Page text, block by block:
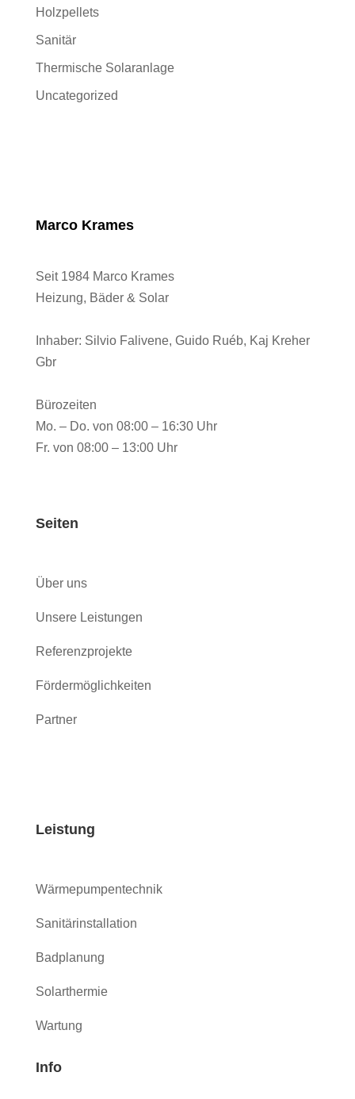
Holzpellets
Sanitär
Thermische Solaranlage
Uncategorized
Marco Krames
Seit 1984 Marco Krames
Heizung, Bäder & Solar
Inhaber: Silvio Falivene, Guido Ruéb, Kaj Kreher
Gbr
Bürozeiten
Mo. – Do. von 08:00 – 16:30 Uhr
Fr. von 08:00 – 13:00 Uhr
Seiten
Über uns
Unsere Leistungen
Referenzprojekte
Fördermöglichkeiten
Partner
Leistung
Wärmepumpentechnik
Sanitärinstallation
Badplanung
Solarthermie
Wartung
Info